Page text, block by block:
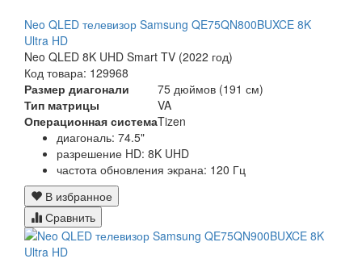
Neo QLED телевизор Samsung QE75QN800BUXCE 8K
Ultra HD
Neo QLED 8K UHD Smart TV (2022 год)
Код товара: 129968
Размер диагонали
75 дюймов (191 см)
Тип матрицы
VA
Операционная системаTizen
диагональ: 74.5"
разрешение HD: 8K UHD
частота обновления экрана: 120 Гц
В избранное
Сравнить